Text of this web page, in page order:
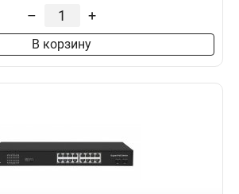
– +
В корзину